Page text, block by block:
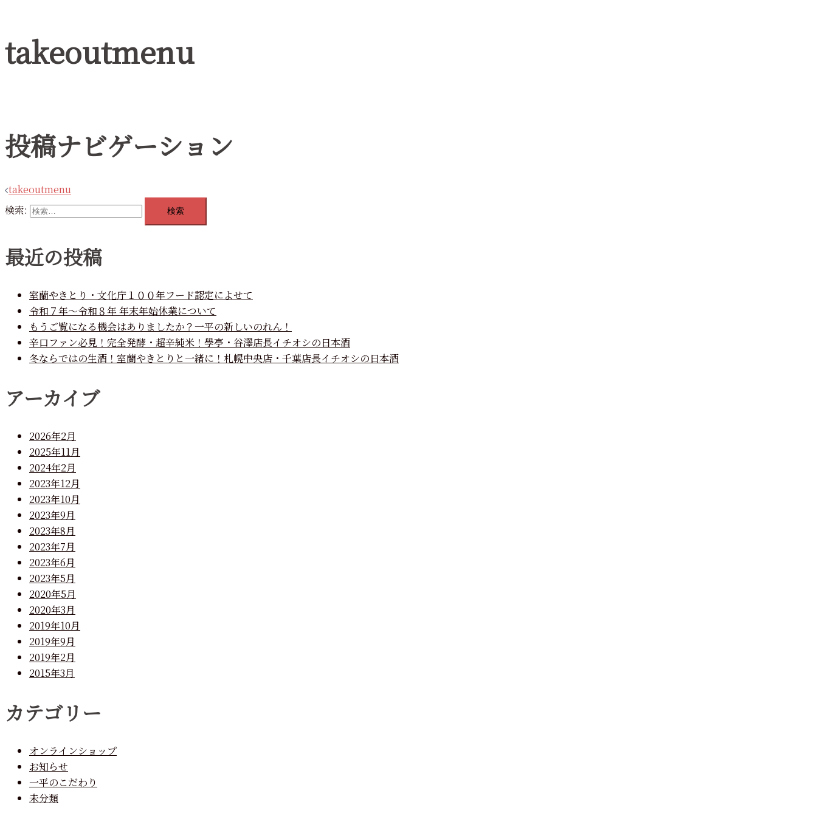
takeoutmenu
投稿ナビゲーション
takeoutmenu
検索:
最近の投稿
室蘭やきとり・文化庁１００年フード認定によせて
令和７年～令和８年 年末年始休業について
もうご覧になる機会はありましたか？一平の新しいのれん！
辛口ファン必見！完全発酵・超辛純米！學亭・谷澤店長イチオシの日本酒
冬ならではの生酒！室蘭やきとりと一緒に！札幌中央店・千葉店長イチオシの日本酒
アーカイブ
2026年2月
2025年11月
2024年2月
2023年12月
2023年10月
2023年9月
2023年8月
2023年7月
2023年6月
2023年5月
2020年5月
2020年3月
2019年10月
2019年9月
2019年2月
2015年3月
カテゴリー
オンラインショップ
お知らせ
一平のこだわり
未分類